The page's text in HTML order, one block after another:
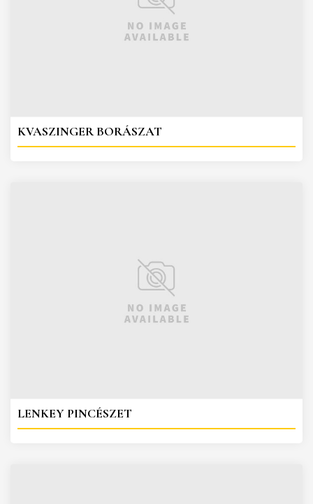
KVASZINGER BORÁSZAT
LENKEY PINCÉSZET